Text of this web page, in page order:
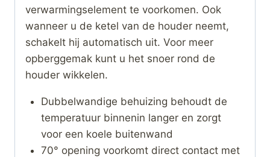
verwarmingselement te voorkomen. Ook
wanneer u de ketel van de houder neemt,
schakelt hij automatisch uit. Voor meer
opberggemak kunt u het snoer rond de
houder wikkelen.
Dubbelwandige behuizing behoudt de
temperatuur binnenin langer en zorgt
voor een koele buitenwand
70° opening voorkomt direct contact met